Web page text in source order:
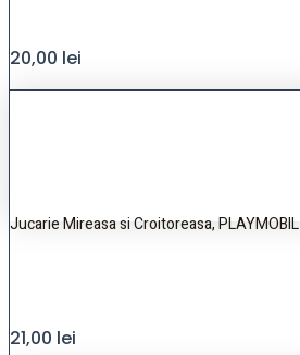
20,00 lei
Jucarie Mireasa si Croitoreasa, PLAYMOBIL
21,00 lei